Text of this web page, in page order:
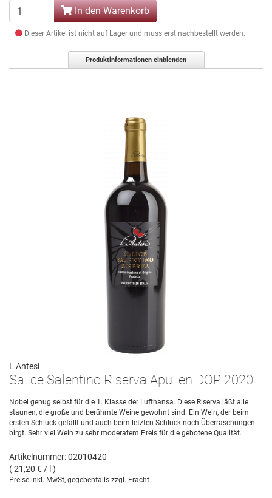
In den Warenkorb
Dieser Artikel ist nicht auf Lager und muss erst nachbestellt werden.
Produktinformationen einblenden
L Antesi
Salice Salentino Riserva Apulien DOP 2020
Nobel genug selbst für die 1. Klasse der Lufthansa. Diese Riserva läßt alle
staunen, die große und berühmte Weine gewohnt sind. Ein Wein, der beim
ersten Schluck gefällt und auch beim letzten Schluck noch Überraschungen
birgt. Sehr viel Wein zu sehr moderatem Preis für die gebotene Qualität.
Artikelnummer: 02010420
( 21,20 € / l )
Preise inkl. MwSt, gegebenfalls zzgl. Fracht